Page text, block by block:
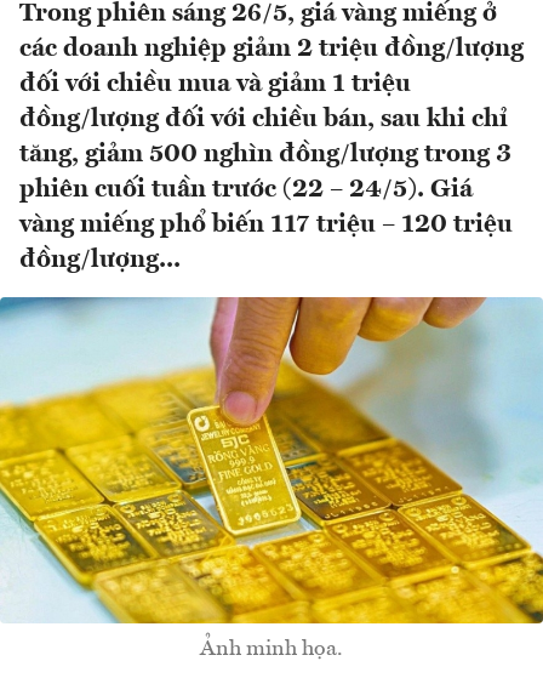
Trong phiên sáng 26/5, giá vàng miếng ở
các doanh nghiệp giảm 2 triệu đồng/lượng
đối với chiều mua và giảm 1 triệu
đồng/lượng đối với chiều bán, sau khi chỉ
tăng, giảm 500 nghìn đồng/lượng trong 3
phiên cuối tuần trước (22 – 24/5). Giá
vàng miếng phổ biến 117 triệu – 120 triệu
đồng/lượng...
Ảnh minh họa.